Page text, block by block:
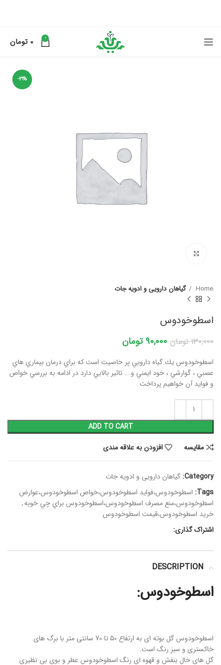
0
0 تومان
-31%
Home گیاهان دارویی و ادویه جات
اسطوخودوس
130,000تومان 90,000 تومان
اسطوخودوس يك گياه دارويي پر خاصيت است كه براي درمان بيماري هاي
عصبي ، گوارشي ، خود ايمني و…. تاثير بالايي دارد در ادامه به بررسي خواص
و فوايد آن خواهيم پرداخت
ADD TO CART
مقايسه
افزودن به علاقه مندی
Category: گیاهان دارویی و ادویه جات
Tags: اسطوخودوس،فوايد اسطوخودوس،خواص اسطوخودوس،عوارض
اسطوخودوس،منع مصرف اسطوخودوس،اسطوخودوس براي چي خوبه,
خريد اسطوخودوس،قيمت اسطوخودوس
اشتراک گذاری:
DESCRIPTION
اسطوخودوس:
اسطوخودوس گل بوته ای به ارتفاع 50 تا 70 سانتی متر با برگ های
خاکستری و سبز رنگ است.
گل های خال بنفش و قهوه ای رنگ اسطوخودوس عطر و بوی بی نظیری